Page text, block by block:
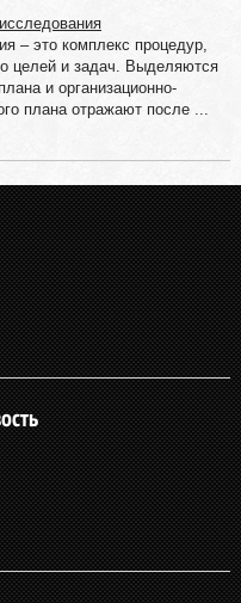
– это комплекс процедур,
целей и задач. Выделяются
и организационно-
плана отражают после ...